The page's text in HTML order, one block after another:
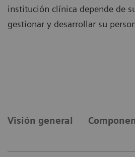
institución clínica depende de
gestionar y desarrollar su
Visión general